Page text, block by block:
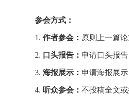
参会方式：
1. 作者参会： 原则上一篇
2. 口头报告： 申请口头报
3. 海报展示： 申请海报展
4. 听众参会： 不投稿全文或